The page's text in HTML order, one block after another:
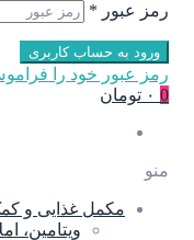
رمز عبور *
ورود به حساب کاربری
رمز عبور خود را
0 ۰ تومان
منو
مکمل غذایی و
ویتامین،